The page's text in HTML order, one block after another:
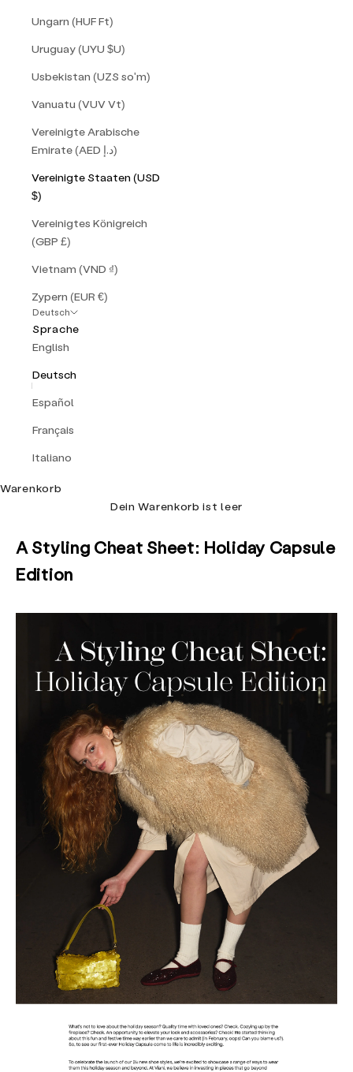
Ungarn (HUF Ft)
Uruguay (UYU $U)
Usbekistan (UZS so'm)
Vanuatu (VUV Vt)
Vereinigte Arabische
Emirate (AED د.إ)
Vereinigte Staaten (USD
$)
Vereinigtes Königreich
(GBP £)
Vietnam (VND ₫)
Zypern (EUR €)
Deutsch
Sprache
English
Deutsch
Español
Français
Italiano
Warenkorb
Dein Warenkorb ist leer
A Styling Cheat Sheet: Holiday Capsule
Edition